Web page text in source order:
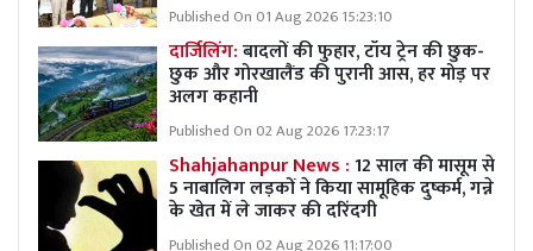
Published On 01 Aug 2026 15:23:10
दार्जिलिंग:बादलों की फुहार, टॉय ट्रेन की छुक-
छुक और गोरखालैंड की पुरानी आस, हर मोड़ पर
अलग कहानी
Published On 02 Aug 2026 17:23:17
Shahjahanpur News :12 साल की मासूम से
5 नाबालिग लड़कों ने किया सामूहिक दुष्कर्म, गन्ने
के खेत में ले जाकर की दरिंदगी
Published On 02 Aug 2026 11:17:00